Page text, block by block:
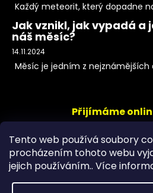
Tento web používá soubory
procházením tohoto webu
jejich používáním.. Více
Každý meteorit, který dopadne
Jak vznikl, jak vypadá a
náš měsíc?
14.11.2024
Měsíc je jedním z nejznámějších
Přijímáme